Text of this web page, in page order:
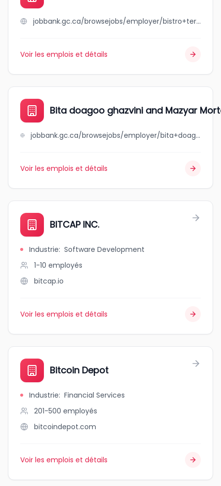
jobbank.gc.ca/browsejobs/employer/bistro+terracina/ca
Voir les emplois et détails
Bita doagoo ghazvini and Mazyar
jobbank.gc.ca/browsejobs/employer/bita+doagoo+ghazvini+and+mazyar+mortazavi/ca
Voir les emplois et détails
BITCAP INC.
Industrie: Software Development
1-10 employés
bitcap.io
Voir les emplois et détails
Bitcoin Depot
Industrie: Financial Services
201-500 employés
bitcoindepot.com
Voir les emplois et détails